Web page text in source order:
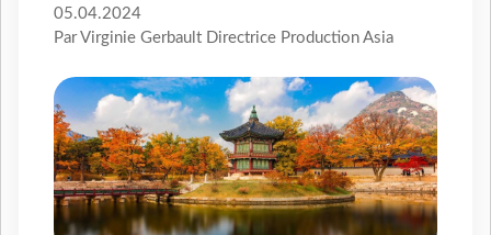
05.04.2024
Par Virginie Gerbault Directrice Production Asia